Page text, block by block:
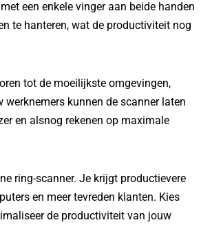
een enkele vinger aan beide handen
te hanteren, wat de productiviteit nog
tot de moeilijkste omgevingen,
kunnen de scanner laten
en alsnog rekenen op maximale
ring-scanner. Je krijgt productievere
en meer tevreden klanten. Kies
de productiviteit van jouw